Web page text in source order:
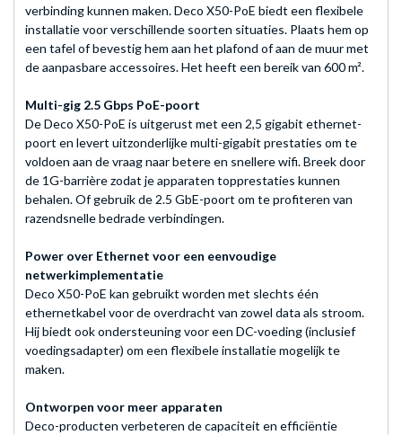
verbinding kunnen maken. Deco X50-PoE biedt een flexibele
installatie voor verschillende soorten situaties. Plaats hem op
een tafel of bevestig hem aan het plafond of aan de muur met
de aanpasbare accessoires. Het heeft een bereik van 600 m².
Multi-gig 2.5 Gbps PoE-poort
De Deco X50-PoE is uitgerust met een 2,5 gigabit ethernet-
poort en levert uitzonderlijke multi-gigabit prestaties om te
voldoen aan de vraag naar betere en snellere wifi. Breek door
de 1G-barrière zodat je apparaten topprestaties kunnen
behalen. Of gebruik de 2.5 GbE-poort om te profiteren van
razendsnelle bedrade verbindingen.
Power over Ethernet voor een eenvoudige
netwerkimplementatie
Deco X50-PoE kan gebruikt worden met slechts één
ethernetkabel voor de overdracht van zowel data als stroom.
Hij biedt ook ondersteuning voor een DC-voeding (inclusief
voedingsadapter) om een flexibele installatie mogelijk te
maken.
Ontworpen voor meer apparaten
Deco-producten verbeteren de capaciteit en efficiëntie